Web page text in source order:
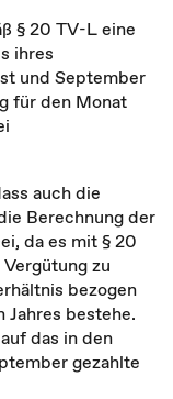
§ 20 TV-L eine
ihres
und September
für den Monat
auch die
Berechnung der
da es mit § 20
zu
bezogen
Jahres bestehe.
das in den
gezahlte